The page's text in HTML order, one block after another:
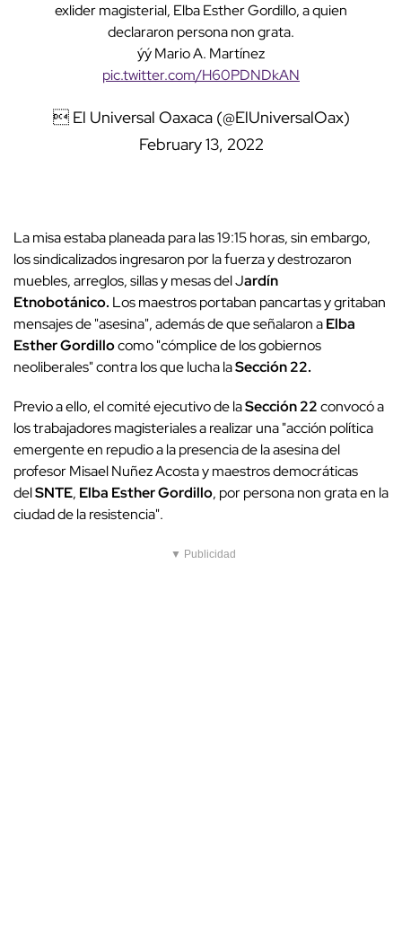
exlider magisterial, Elba Esther Gordillo, a quien
declararon persona non grata.
ýý Mario A. Martínez
pic.twitter.com/H60PDNDkAN
 El Universal Oaxaca (@ElUniversalOax)
February 13, 2022
La misa estaba planeada para las 19:15 horas, sin embargo,
los sindicalizados ingresaron por la fuerza y destrozaron
muebles, arreglos, sillas y mesas del Jardín
Etnobotánico. Los maestros portaban pancartas y gritaban
mensajes de "asesina", además de que señalaron aElba
Esther Gordillocomo "cómplice de los gobiernos
neoliberales" contra los que lucha laSección 22.
Previo a ello, el comité ejecutivo de laSección 22convocó a
los trabajadores magisteriales a realizar una "acción política
emergente en repudio a la presencia de la asesina del
profesor Misael Nuñez Acosta y maestros democráticas
delSNTE, Elba Esther Gordillo, por persona non grata en la
ciudad de la resistencia".
▼ Publicidad